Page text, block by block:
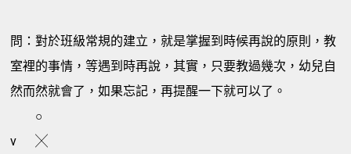
問：對於班級常規的建立，就是掌握到時候再說的原則，教
室裡的事情，等遇到時再說，其實，只要教過幾次，幼兒自
然而然就會了，如果忘記，再提醒一下就可以了。
○
v
╳